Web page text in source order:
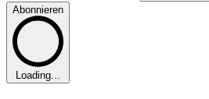
Abonnieren
Loading...